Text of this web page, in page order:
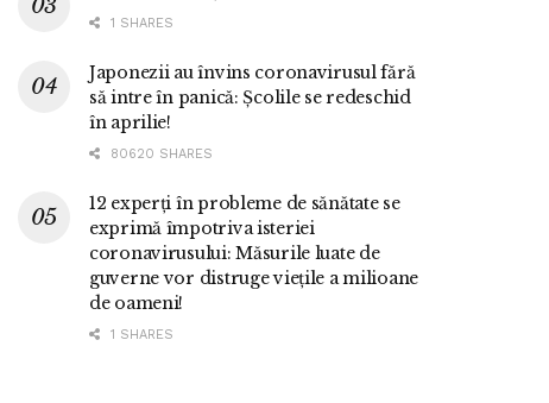
1 SHARES
Japonezii au învins coronavirusul fără
să intre în panică: Școlile se redeschid
în aprilie!
80620 SHARES
12 experți în probleme de sănătate se
exprimă împotriva isteriei
coronavirusului: Măsurile luate de
guverne vor distruge viețile a milioane
de oameni!
1 SHARES